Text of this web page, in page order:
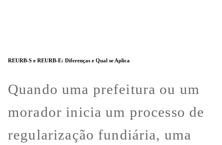
REURB-S e REURB-E: Diferenças e Qual se Aplica
Quando uma prefeitura ou um
morador inicia um processo de
regularização fundiária, uma